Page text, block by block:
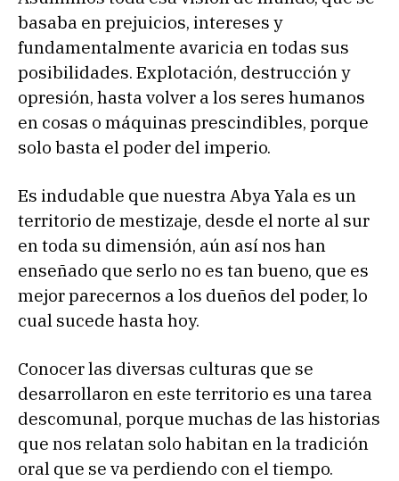
basaba en prejuicios, intereses y
fundamentalmente avaricia en todas sus
posibilidades. Explotación, destrucción y
opresión, hasta volver a los seres humanos
en cosas o máquinas prescindibles, porque
solo basta el poder del imperio.
Es indudable que nuestra Abya Yala es un
territorio de mestizaje, desde el norte al sur
en toda su dimensión, aún así nos han
enseñado que serlo no es tan bueno, que es
mejor parecernos a los dueños del poder, lo
cual sucede hasta hoy.
Conocer las diversas culturas que se
desarrollaron en este territorio es una tarea
descomunal, porque muchas de las historias
que nos relatan solo habitan en la tradición
oral que se va perdiendo con el tiempo.